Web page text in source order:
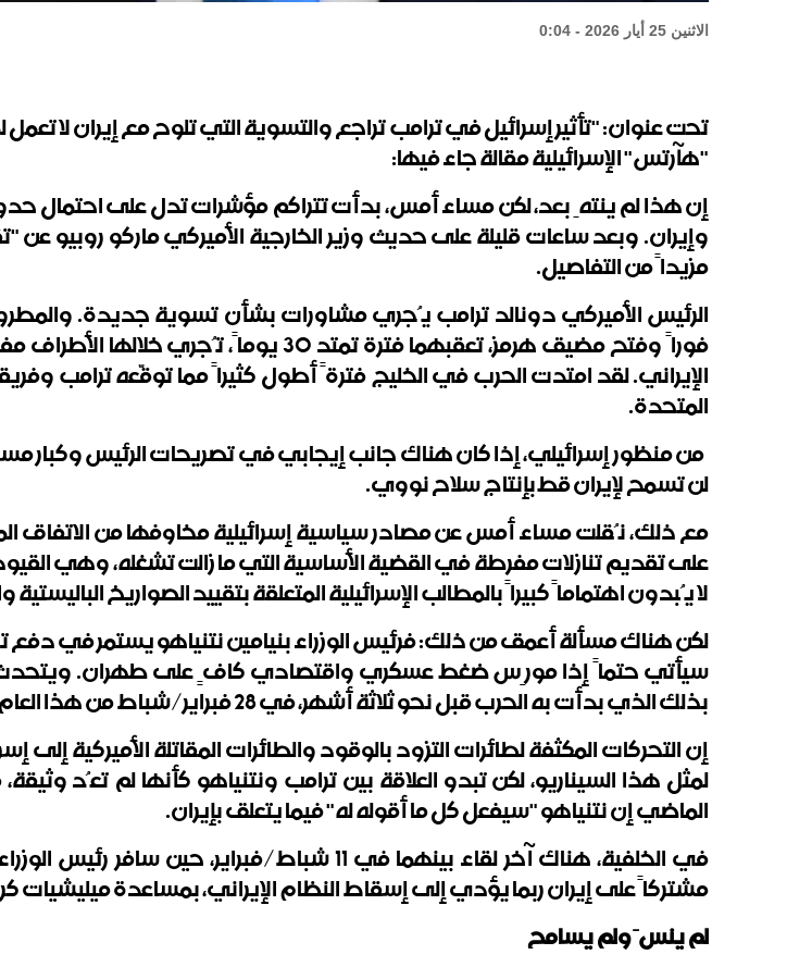
الاثنين 25 أيار 2026 - 0:04
تحت عنوان: "تأثير إسرائيل في ترامب تراجع والتسوية التي تلوح مع إيران لا
"هآرتس" الإسرائيلية مقالة جاء فيها:
إن هذا لم ينتهِ بعد، لكن مساء أمس، بدأت تتراكم مؤشرات تدل على احتمال
وإيران. وبعد ساعات قليلة على حديث وزير الخارجية الأميركي ماركو روبيو
مزيداً من التفاصيل.
الرئيس الأميركي دونالد ترامب يُجري مشاورات بشأن تسوية جديدة.
فوراً وفتح مضيق هرمز، تعقبهما فترة
الإيراني. لقد امتدت الحرب في الخليج فترةً أطول كثيراً مما توقّعه ترامب
المتحدة.
من منظور إسرائيلي، إذا كان هناك جانب إيجابي في تصريحات الرئيس وكبار
لن تسمح لإيران قط بإنتاج سلاح نووي.
مع ذلك، نُقلت مساء أمس عن مصادر سياسية إسرائيلية مخاوفها من
على تقديم تنازلات مفرطة في القضية الأساسية التي ما زالت تشغله، وهي القيود
لا يُبدون اهتماماً كبيراً بالمطالب الإسرائيلية المتعلقة بتقييد الصواريخ
لكن هناك مسألة أعمق من ذلك: فرئيس الوزراء بنيامين نتنياهو يستمر في دفع
سيأتي حتماً إذا مورِس ضغط عسكري واقتصادي كافٍ على طهران. ويتحدث
بذلك الذي بدأت به الحرب قبل نحو ثلاثة أشهر، في 28 فبراير/شباط من هذا العام.
إن التحركات المكثفة لطائرات التزود بالوقود والطائرات المقاتلة الأميركية
لمثل هذا السيناريو، لكن تبدو العلاقة بين ترامب ونتنياهو كأنها لم تعُد
الماضي إن نتنياهو "سيفعل كل ما أقوله له" فيما يتعلق بإيران.
في الخلفية، هناك آخر لقاء بينهما في 11 شباط/
مشتركاً على إيران ربما يؤدي إلى إسقاط النظام الإيراني، بمساعدة ميليشيات
لم ينسَ ولم يسامح